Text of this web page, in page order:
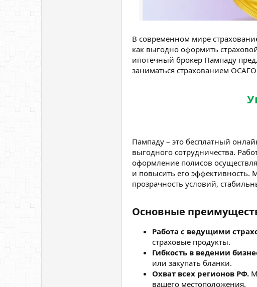
В современном мире
как выгодно оформить
ипотечный брокер Пампаду
заниматься страхованием
Пампаду – это бесплатный
выгодного сотрудничества.
оформление полисов
и повысить его
прозрачность условий,
Основные
Работа с ведущими
страховые продукты.
Гибкость в ведении
или закупать бланки.
Охват всех регионов РФ.
вашего местоположения.